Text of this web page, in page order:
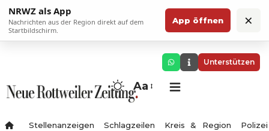
NRWZ als App
Nachrichten aus der Region direkt auf dem
Startbildschirm.
App öffnen ×
Unterstützen
Aa
Stellenanzeigen Schlagzeilen Kreis & Region Polizei